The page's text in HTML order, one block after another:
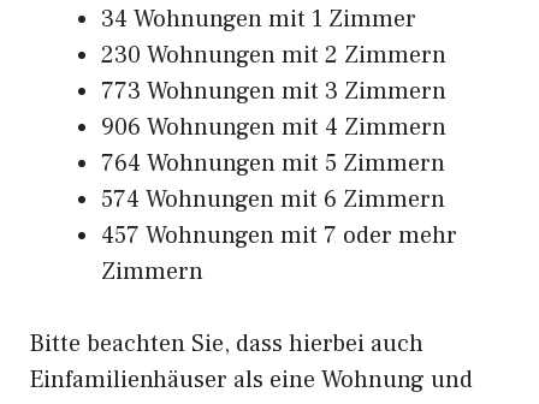
34 Wohnungen mit 1 Zimmer
230 Wohnungen mit 2 Zimmern
773 Wohnungen mit 3 Zimmern
906 Wohnungen mit 4 Zimmern
764 Wohnungen mit 5 Zimmern
574 Wohnungen mit 6 Zimmern
457 Wohnungen mit 7 oder mehr
Zimmern
Bitte beachten Sie, dass hierbei auch
Einfamilienhäuser als eine Wohnung und